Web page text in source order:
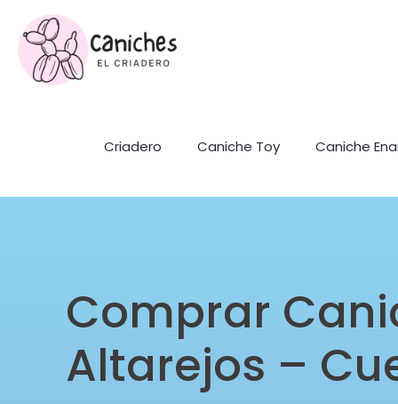
Criadero Caniche Toy Caniche
Comprar
Altarejos –